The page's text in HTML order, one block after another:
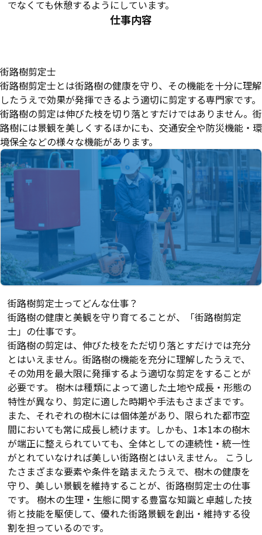
でなくても休憩するようにしています。
仕事内容
街路樹剪定士
街路樹剪定士とは街路樹の健康を守り、その機能を十分に理解
したうえで効果が発揮できるよう適切に剪定する専門家です。
街路樹の剪定は伸びた枝を切り落とすだけではありません。街
路樹には景観を美しくするほかにも、交通安全や防災機能・環
境保全などの様々な機能があります。
街路樹剪定士ってどんな仕事？
街路樹の健康と美観を守り育てることが、「街路樹剪定
士」の仕事です。
街路樹の剪定は、伸びた枝をただ切り落とすだけでは充分
とはいえません。街路樹の機能を充分に理解したうえで、
その効用を最大限に発揮するよう適切な剪定をすることが
必要です。 樹木は種類によって適した土地や成長・形態の
特性が異なり、剪定に適した時期や手法もさまざまです。
また、それぞれの樹木には個体差があり、限られた都市空
間においても常に成長し続けます。しかも、1本1本の樹木
が端正に整えられていても、全体としての連続性・統一性
がとれていなければ美しい街路樹とはいえません。 こうし
たさまざまな要素や条件を踏まえたうえで、樹木の健康を
守り、美しい景観を維持することが、街路樹剪定士の仕事
です。 樹木の生理・生態に関する豊富な知識と卓越した技
術と技能を駆使して、優れた街路景観を創出・維持する役
割を担っているのです。